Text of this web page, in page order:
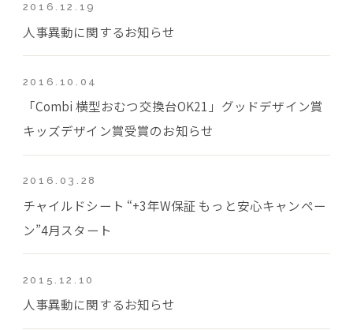
2016.12.19
人事異動に関するお知らせ
2016.10.04
「Combi 横型おむつ交換台OK21」グッドデザイン賞
キッズデザイン賞受賞のお知らせ
2016.03.28
チャイルドシート “+3年W保証 もっと安心キャンペー
ン”4月スタート
2015.12.10
人事異動に関するお知らせ